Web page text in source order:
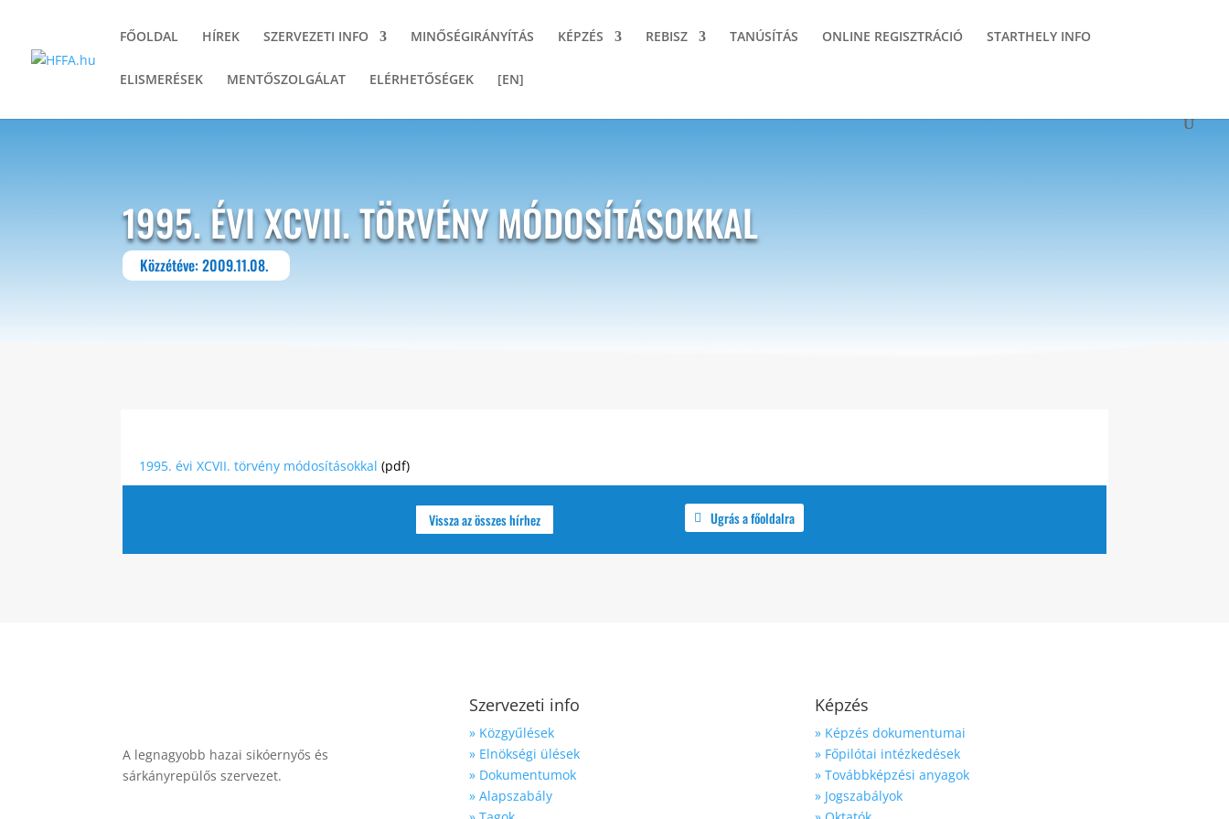
FŐOLDAL HÍREK SZERVEZETI INFO MINŐSÉGIRÁNYÍTÁS KÉPZÉS REBISZ TANÚSÍTÁS ONLINE REGISZTRÁCIÓ STARTHELY INFO
ELISMERÉSEK MENTŐSZOLGÁLAT ELÉRHETŐSÉGEK [EN]
1995. ÉVI XCVII. TÖRVÉNY MÓDOSÍTÁSOKKAL
Közzétéve: 2009.11.08.
1995. évi XCVII. törvény módosításokkal (pdf)
Vissza az összes hírhez Ugrás a főoldalra
A legnagyobb hazai sikóernyős és
sárkányrepülős szervezet.
Szervezeti info
» Közgyűlések
» Elnökségi ülések
» Dokumentumok
» Alapszabály
Képzés
» Képzés dokumentumai
» Főpilótai intézkedések
» Továbbképzési anyagok
» Jogszabályok